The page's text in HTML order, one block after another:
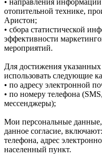
• направления
отопительной технике,
Аристон;
• сбора статистической
эффективности
мероприятий.
Для достижения
использовать следующие
• по адресу электронной
• по номеру телефона
мессенджеры);
Мои персональные
данное согласие,
телефона, адрес
населенный пункт.